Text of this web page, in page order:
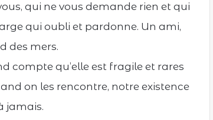
qui ne vous demande rien et qui
qui oubli et pardonne. Un ami,
des mers.
compte qu’elle est fragile et rares
on les rencontre, notre existence
jamais.